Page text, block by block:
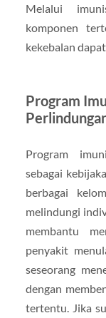
Melalui
komponen
kekebalan
Program
Program
sebagai
berbagai
melindungi
membantu
penyakit
seseorang
dengan
tertentu. Jika